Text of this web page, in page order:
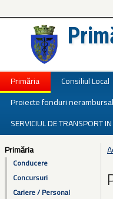
Primăria Consiliul Local
Proiecte fonduri
SERVICIUL DE TRANSPORT
Primăria
Conducere
Concursuri
Cariere / Personal